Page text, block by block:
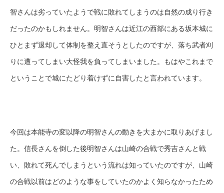
智さんは劣っていたようで戦に敗れてしまうのは自然の成り行き
だったのかもしれません。明智さんは近江の西部にある坂本城に
ひとまず退却して体制を整え直そうとしたのですが、落ち武者刈
りに遭ってしまい大怪我を負ってしまいました。もはやこれまで
ということで城にたどり着けずに自害したと言われています。
今回は本能寺の変以降の明智さんの動きを大まかに取りあげまし
た。信長さんを倒した後明智さんは山崎の合戦で秀吉さんと戦
い、敗れて死んでしまうという流れは知っていたのですが、山崎
の合戦以前はどのような事をしていたのかよく知らなかったため